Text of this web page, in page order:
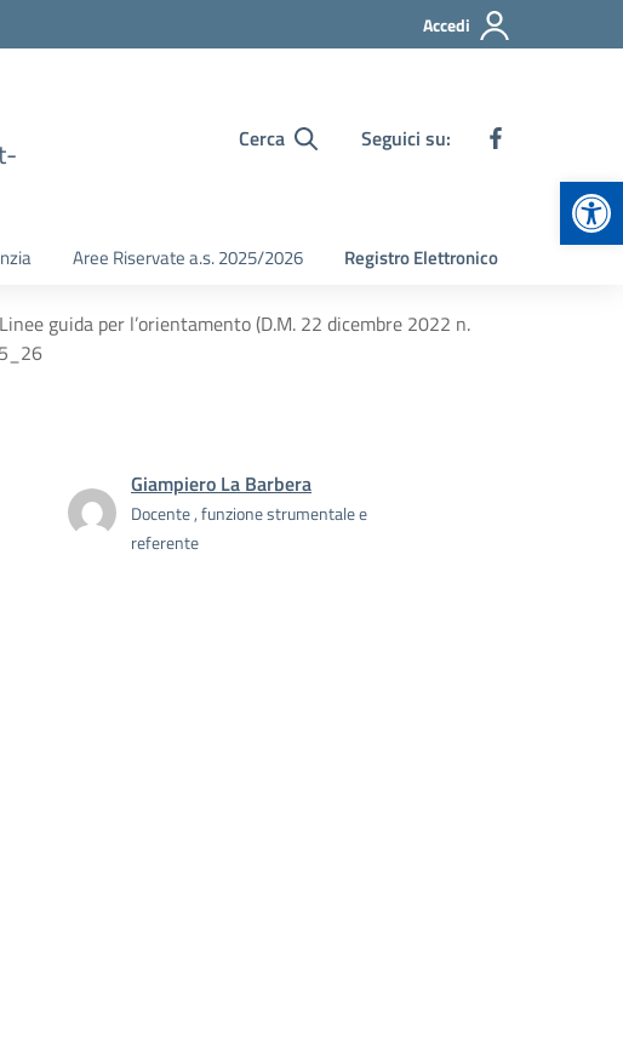
Accedi
Cerca Seguici su:
Aree Riservate a.s. 2025/2026 Registro Elettronico
guida per l’orientamento (D.M. 22 dicembre 2022 n.
Giampiero La Barbera
Docente , funzione strumentale e
referente